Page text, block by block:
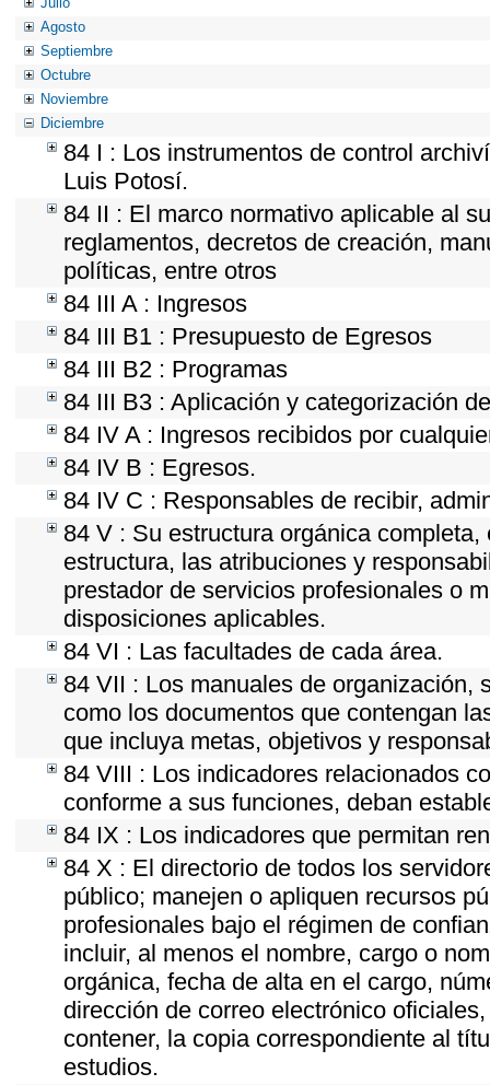
Agosto
Septiembre
Octubre
Noviembre
Diciembre
84 I : Los instrumentos de control
Luis Potosí.
84 II : El marco normativo aplicable al
reglamentos, decretos de creación,
políticas, entre otros
84 III A : Ingresos
84 III B1 : Presupuesto de Egresos
84 III B2 : Programas
84 III B3 : Aplicación y categorización
84 IV A : Ingresos recibidos por
84 IV B : Egresos.
84 IV C : Responsables de recibir,
84 V : Su estructura orgánica
estructura, las atribuciones y
prestador de servicios profesionales o
disposiciones aplicables.
84 VI : Las facultades de cada área.
84 VII : Los manuales de organización,
como los documentos que contengan
que incluya metas, objetivos y
84 VIII : Los indicadores relacionados
conforme a sus funciones, deban
84 IX : Los indicadores que permitan
84 X : El directorio de todos los
público; manejen o apliquen recursos
profesionales bajo el régimen de
incluir, al menos el nombre, cargo o
orgánica, fecha de alta en el cargo,
dirección de correo electrónico
contener, la copia correspondiente al
estudios.